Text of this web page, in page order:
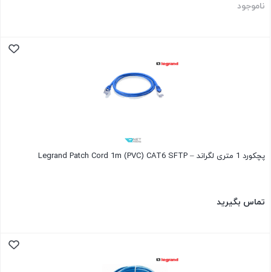
ناموجود
پچکورد 1 متری لگراند – Legrand Patch Cord 1m (PVC) CAT6 SFTP
تماس بگیرید